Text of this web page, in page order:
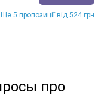
Ще 5 пропозиції від 524 грн
про